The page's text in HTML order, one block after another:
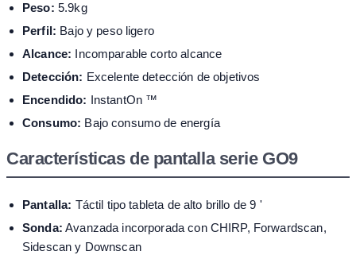
Peso: 5.9kg
Perfil: Bajo y peso ligero
Alcance: Incomparable corto alcance
Detección: Excelente detección de objetivos
Encendido: InstantOn ™
Consumo: Bajo consumo de energía
Características de pantalla serie GO9
Pantalla: Táctil tipo tableta de alto brillo de 9 '
Sonda: Avanzada incorporada con CHIRP, Forwardscan,
Sidescan y Downscan